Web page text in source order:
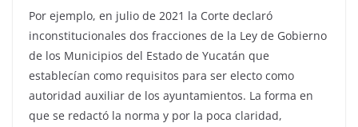
Por ejemplo, en julio de 2021 la Corte declaró
inconstitucionales dos fracciones de la Ley de Gobierno
de los Municipios del Estado de Yucatán que
establecían como requisitos para ser electo como
autoridad auxiliar de los ayuntamientos. La forma en
que se redactó la norma y por la poca claridad,